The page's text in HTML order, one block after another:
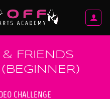
FRIENDS
CHALLENGE